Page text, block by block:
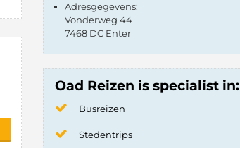
Adresgegevens:
Vonderweg 44
7468 DC Enter
Oad Reizen is specialist in:
Busreizen
Stedentrips